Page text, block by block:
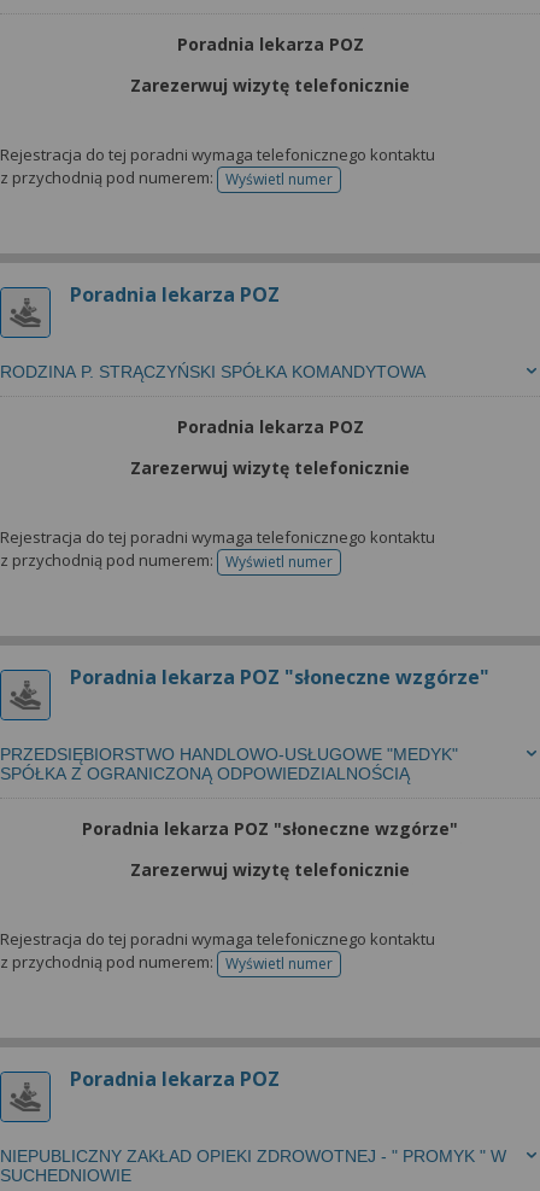
Poradnia lekarza POZ
Zarezerwuj wizytę telefonicznie
Rejestracja do tej poradni wymaga telefonicznego kontaktu
z przychodnią pod numerem:
Wyświetl numertelefonu do rejestracji
Poradnia lekarza POZ
RODZINA P. STRĄCZYŃSKI SPÓŁKA KOMANDYTOWA
Poradnia lekarza POZ
Zarezerwuj wizytę telefonicznie
Rejestracja do tej poradni wymaga telefonicznego kontaktu
z przychodnią pod numerem:
Wyświetl numertelefonu do rejestracji
Poradnia lekarza POZ "słoneczne wzgórze"
PRZEDSIĘBIORSTWO HANDLOWO-USŁUGOWE "MEDYK"
SPÓŁKA Z OGRANICZONĄ ODPOWIEDZIALNOŚCIĄ
Poradnia lekarza POZ "słoneczne wzgórze"
Zarezerwuj wizytę telefonicznie
Rejestracja do tej poradni wymaga telefonicznego kontaktu
z przychodnią pod numerem:
Wyświetl numertelefonu do rejestracji
Poradnia lekarza POZ
NIEPUBLICZNY ZAKŁAD OPIEKI ZDROWOTNEJ - " PROMYK " W
SUCHEDNIOWIE